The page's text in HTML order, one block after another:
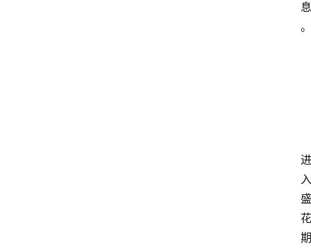
息
。
进
入
盛
花
期